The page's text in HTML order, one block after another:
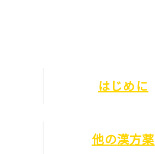
はじめに
他の漢方薬